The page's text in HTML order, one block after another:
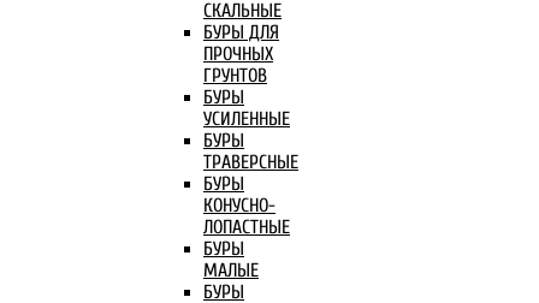
СКАЛЬНЫЕ
БУРЫ ДЛЯ
ПРОЧНЫХ
ГРУНТОВ
БУРЫ
УСИЛЕННЫЕ
БУРЫ
ТРАВЕРСНЫЕ
БУРЫ
КОНУСНО-
ЛОПАСТНЫЕ
БУРЫ
МАЛЫЕ
БУРЫ